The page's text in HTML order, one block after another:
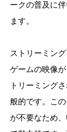
ークの普及に
ます。
ストリーミン
ゲームの映像
トリーミング
般的です。こ
が不要なため